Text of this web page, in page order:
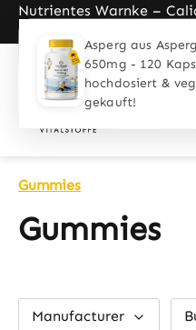
Skip to main
Nutrientes Warnke –
1989
Gummies
Gummies
Manufacturer
Asperg aus
650mg - 120
hochdosiert &
gekauft!